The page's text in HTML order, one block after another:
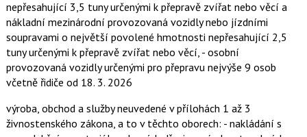
nepřesahující 3,5 tuny určenými k přepravě zvířat nebo věcí a
nákladní mezinárodní provozovaná vozidly nebo jízdními
soupravami o největší povolené hmotnosti nepřesahující 2,5
tuny určenými k přepravě zvířat nebo věcí, - osobní
provozovaná vozidly určenými pro přepravu nejvýše 9 osob
včetně řidiče od 18. 3. 2026
výroba, obchod a služby neuvedené v přílohách 1 až 3
živnostenského zákona, a to v těchto oborech: - nakládání s